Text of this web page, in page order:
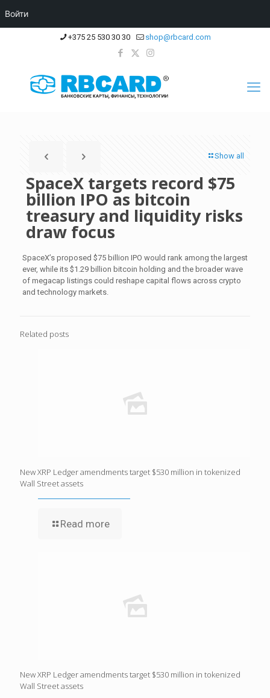
+375 25 530 30 30 shop@rbcard.com
Show all
SpaceX targets record $75
billion IPO as bitcoin
treasury and liquidity risks
draw focus
SpaceX’s proposed $75 billion IPO would rank among the largest
ever, while its $1.29 billion bitcoin holding and the broader wave
of megacap listings could reshape capital flows across crypto
and technology markets.
Related posts
New XRP Ledger amendments target $530 million in tokenized
Wall Street assets
Read more
New XRP Ledger amendments target $530 million in tokenized
Wall Street assets
Войти